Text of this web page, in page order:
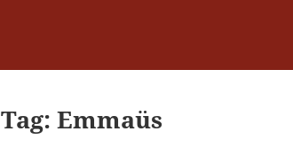
Tag:Emmaüs